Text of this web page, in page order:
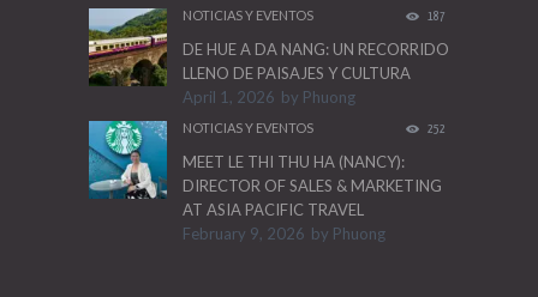
NOTICIAS Y EVENTOS 187
DE HUE A DA NANG: UN RECORRIDO
LLENO DE PAISAJES Y CULTURA
April 1, 2026 by Phuong
NOTICIAS Y EVENTOS 252
MEET LE THI THU HA (NANCY):
DIRECTOR OF SALES & MARKETING
AT ASIA PACIFIC TRAVEL
February 9, 2026 by Phuong